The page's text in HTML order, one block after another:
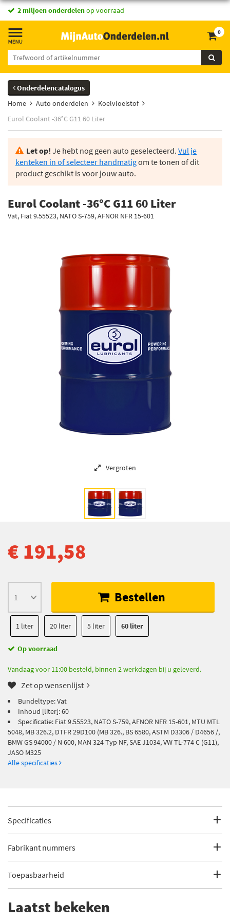
vandaag besteld,morgen in huis *
2 miljoen onderdelenop voorraad
0
Onderdelencatalogus
Home
Auto onderdelen
Koelvloeistof
Eurol Coolant -36°C G11 60 Liter
Let op! Je hebt nog geen auto geselecteerd. Vul je
kenteken in of selecteer handmatigom te tonen of dit
product geschikt is voor jouw auto.
Eurol Coolant -36°C G11 60 Liter
Vat, Fiat 9.55523, NATO S-759, AFNOR NFR 15-601
Vergroten
€ 191,58
Bestellen
1 liter 20 liter 5 liter 60 liter
Op voorraad
Vandaag voor 11:00 besteld, binnen 2 werkdagen bij u geleverd.
Zet op wensenlijst
Bundeltype: Vat
Inhoud [liter]: 60
Specificatie: Fiat 9.55523, NATO S-759, AFNOR NFR 15-601, MTU MTL
5048, MB 326.2, DTFR 29D100 (MB 326., BS 6580, ASTM D3306 / D4656 /,
BMW GS 94000 / N 600, MAN 324 Typ NF, SAE J1034, VW TL-774 C (G11),
JASO M325
Alle specificaties
Specificaties
Fabrikantcode
E504010-60L
Bundeltype
Vat
Inhoud [liter]
60
Fabrikant nummers
AFNOR NFR 15-601
ASTM D3306 / D4656 / D4985
BMW GS 94000 / N 600 69.0
Toepasbaarheid
Laatst bekeken